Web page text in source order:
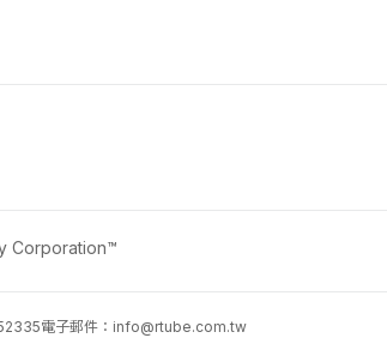
Corporation™
電子郵件： info@rtube.com.tw